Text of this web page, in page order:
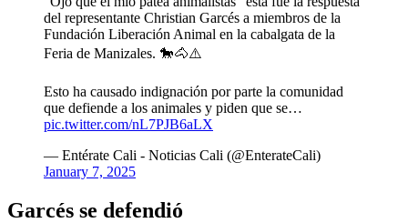
del representante Christian Garcés a miembros de la
Fundación Liberación Animal en la cabalgata de la
Feria de Manizales. 🐎🐴⚠️
Esto ha causado indignación por parte la comunidad
que defiende a los animales y piden que se…
pic.twitter.com/nL7PJB6aLX
— Entérate Cali - Noticias Cali (@EnterateCali)
January 7, 2025
Garcés se defendió